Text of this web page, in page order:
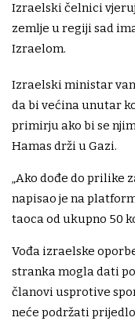
Izraelski čelnici
zemlje u regiji sad
Izraelom.
Izraelski ministar
da bi većina unutar
primirju ako bi se
Hamas drži u Gazi.
„Ako dođe do prilike
napisao je na
taoca od ukupno 50
Vođa izraelske
stranka mogla dati
članovi usprotive
neće podržati